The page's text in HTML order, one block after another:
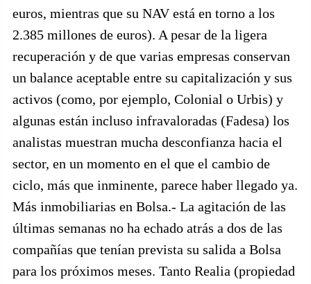
euros, mientras que su NAV está en torno a los
2.385 millones de euros). A pesar de la ligera
recuperación y de que varias empresas conservan
un balance aceptable entre su capitalización y sus
activos (como, por ejemplo, Colonial o Urbis) y
algunas están incluso infravaloradas (Fadesa) los
analistas muestran mucha desconfianza hacia el
sector, en un momento en el que el cambio de
ciclo, más que inminente, parece haber llegado ya.
Más inmobiliarias en Bolsa.- La agitación de las
últimas semanas no ha echado atrás a dos de las
compañías que tenían prevista su salida a Bolsa
para los próximos meses. Tanto Realia (propiedad